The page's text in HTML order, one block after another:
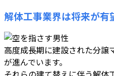
解体工事業界は将来が有
高度成長期に建設された分譲
が進んでいます。